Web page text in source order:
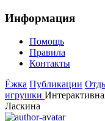
Информация
Помощь
Правила
Контакты
Ёжка Публикации
игрушки
Ласкина